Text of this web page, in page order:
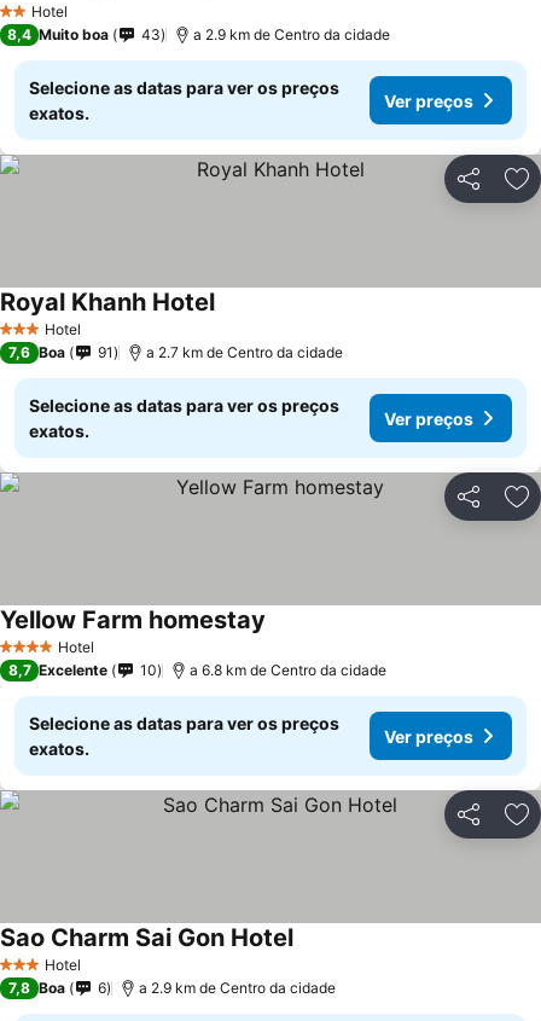
2 Estrelas
Hotel
8,4 Muito boa 43 a 2.9 km de Centro da cidade
Selecione as datas para ver os preços
exatos.
Ver preços
Partilhar
3 EstrelasHotel
Royal Khanh Hotel
7,6 Boa 91 a 2.7 km de Centro da cidade
Selecione as datas para ver os preços
exatos.
Ver preços
Partilhar
4 EstrelasHotel
Yellow Farm homestay
8,7 Excelente 10 a 6.8 km de Centro da cidade
Selecione as datas para ver os preços
exatos.
Ver preços
Partilhar
3 EstrelasHotel
Sao Charm Sai Gon Hotel
7,8 Boa 6 a 2.9 km de Centro da cidade